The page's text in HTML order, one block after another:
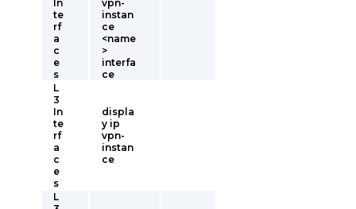
In
te
rf
a
c
e
s
vpn-
instan
ce
<name
>
interfa
ce
L
3
In
te
rf
a
c
e
s
displa
y ip
vpn-
instan
ce
L